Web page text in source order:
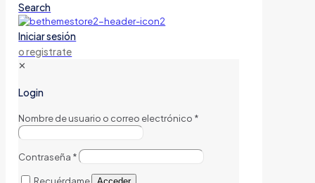
Search
Iniciar sesión
o registrate
✕
Login
Nombre de usuario o correo electrónico *
Contraseña *